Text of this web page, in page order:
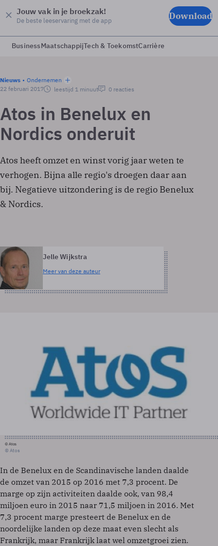
Jouw vak in je broekzak!
De beste leeservaring met de app Download
BusinessMaatschappijTech & ToekomstCarrière
Nieuws
Ondernemen
22 februari 2017
leestijd 1 minuut 0 reacties
Atos in Benelux en
Nordics onderuit
Atos heeft omzet en winst vorig jaar weten te
verhogen. Bijna alle regio's droegen daar aan
bij. Negatieve uitzondering is de regio Benelux
& Nordics.
Jelle Wijkstra
Meer van deze auteur
© Atos
© Atos
In de Benelux en de Scandinavische landen daalde
de omzet van 2015 op 2016 met 7,3 procent. De
marge op zijn activiteiten daalde ook, van 98,4
miljoen euro in 2015 naar 71,5 miljoen in 2016. Met
7,3 procent marge presteert de Benelux en de
noordelijke landen op deze maat even slecht als
Frankrijk, maar Frankrijk laat wel omzetgroei zien.